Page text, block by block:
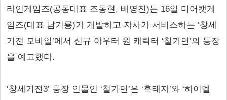
라인게임즈(공동대표 조동현, 배영진)는 16일 미어캣게
임즈(대표 남기룡)가 개발하고 자사가 서비스하는 ‘창세
기전 모바일’에서 신규 아우터 원 캐릭터 ‘철가면’의 등장
을 예고했다.
‘창세기전3’ 등장 인물인 ‘철가면’은 ‘흑태자’와 ‘하이델